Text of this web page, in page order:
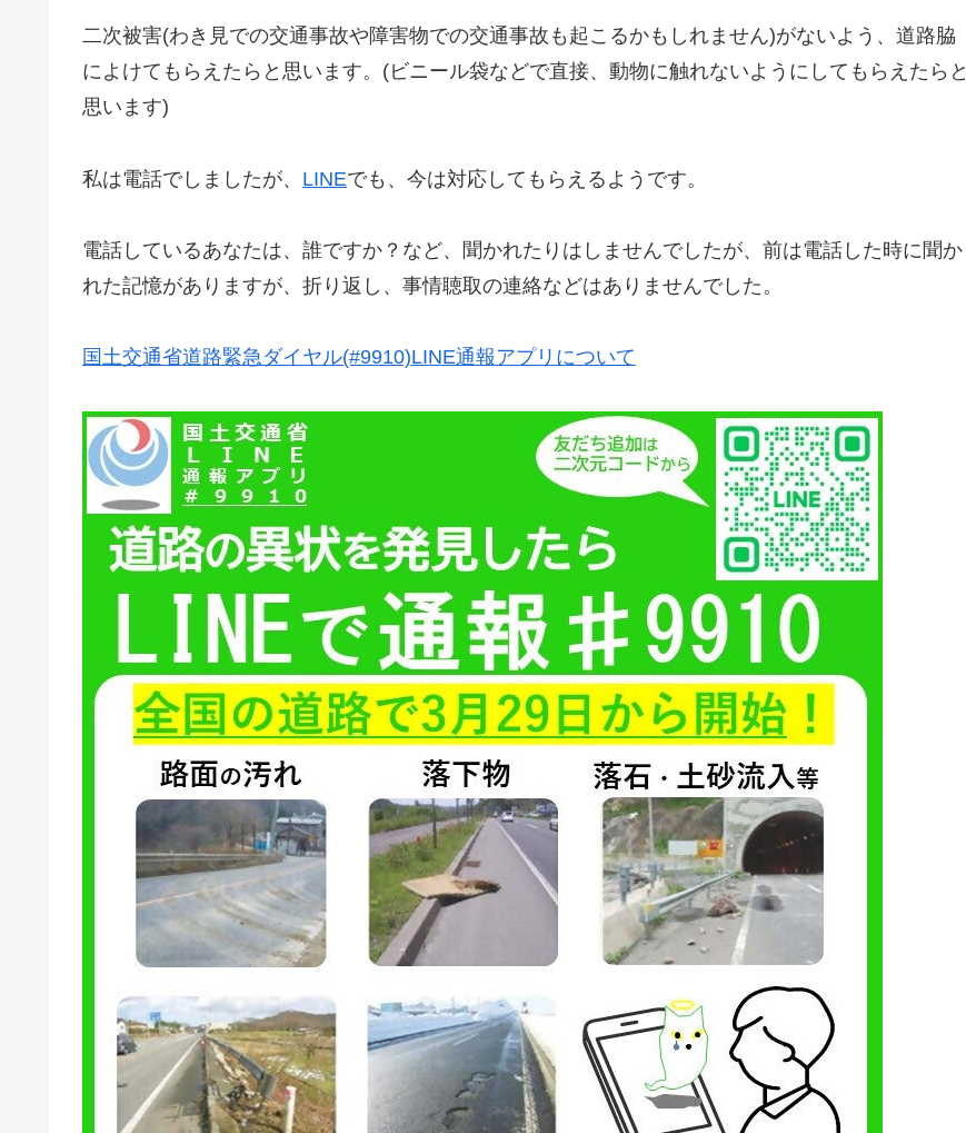
二次被害(わき見での交通事故や障害物での交通事故も起こるかもしれません)がないよう、道路脇
によけてもらえたらと思います。(ビニール袋などで直接、動物に触れないようにしてもらえたらと
思います)
私は電話でしましたが、 LINEでも、今は対応してもらえるようです。
電話しているあなたは、誰ですか？など、聞かれたりはしませんでしたが、前は電話した時に聞か
れた記憶がありますが、折り返し、事情聴取の連絡などはありませんでした。
国土交通省道路緊急ダイヤル(#9910)LINE通報アプリについて